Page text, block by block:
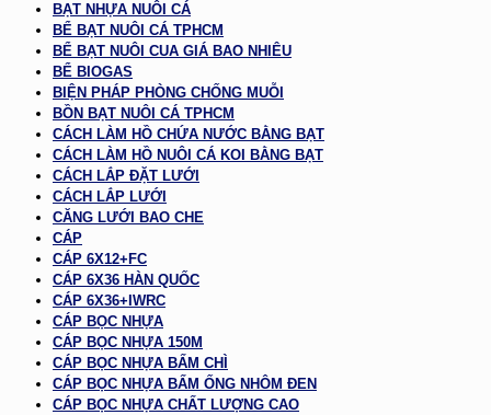
BẠT NHỰA NUÔI CÁ
BỂ BẠT NUÔI CÁ TPHCM
BỂ BẠT NUÔI CUA GIÁ BAO NHIÊU
BỂ BIOGAS
BIỆN PHÁP PHÒNG CHỐNG MUỖI
BỒN BẠT NUÔI CÁ TPHCM
CÁCH LÀM HỒ CHỨA NƯỚC BẰNG BẠT
CÁCH LÀM HỒ NUÔI CÁ KOI BẰNG BẠT
CÁCH LẮP ĐẶT LƯỚI
CÁCH LẮP LƯỚI
CĂNG LƯỚI BAO CHE
CÁP
CÁP 6X12+FC
CÁP 6X36 HÀN QUỐC
CÁP 6X36+IWRC
CÁP BỌC NHỰA
CÁP BỌC NHỰA 150M
CÁP BỌC NHỰA BẤM CHÌ
CÁP BỌC NHỰA BẤM ỐNG NHÔM ĐEN
CÁP BỌC NHỰA CHẤT LƯỢNG CAO